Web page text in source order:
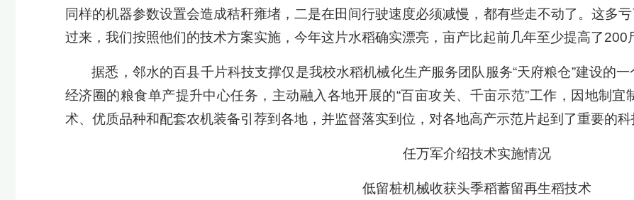
同样的机器参数设置会造成秸秆雍堵，二是在田间行驶速度必须减慢，都有些走不动了。这多
过来，我们按照他们的技术方案实施，今年这片水稻确实漂亮，亩产比起前几年至少提高了200
据悉，邻水的百县千片科技支撑仅是我校水稻机械化生产服务团队服务“天府粮仓”建设的
经济圈的粮食单产提升中心任务，主动融入各地开展的“百亩攻关、千亩示范”工作，因地制
术、优质品种和配套农机装备引荐到各地，并监督落实到位，对各地高产示范片起到了重要的科
任万军介绍技术实施情况
低留桩机械收获头季稻蓄留再生稻技术